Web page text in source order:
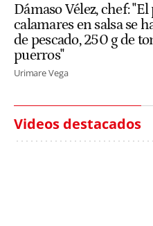
Dámaso Vélez, chef:
calamares en salsa se
de pescado, 250 g de
puerros"
Urimare Vega
Videos destacados